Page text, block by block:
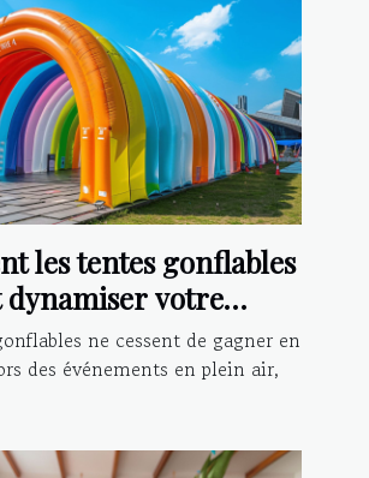
les tentes gonflables
dynamiser votre
lors d'événements
ne cessent de gagner en
des événements en plein air,